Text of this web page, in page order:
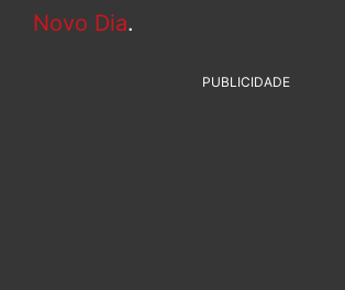
Novo Dia.
PUBLICIDADE